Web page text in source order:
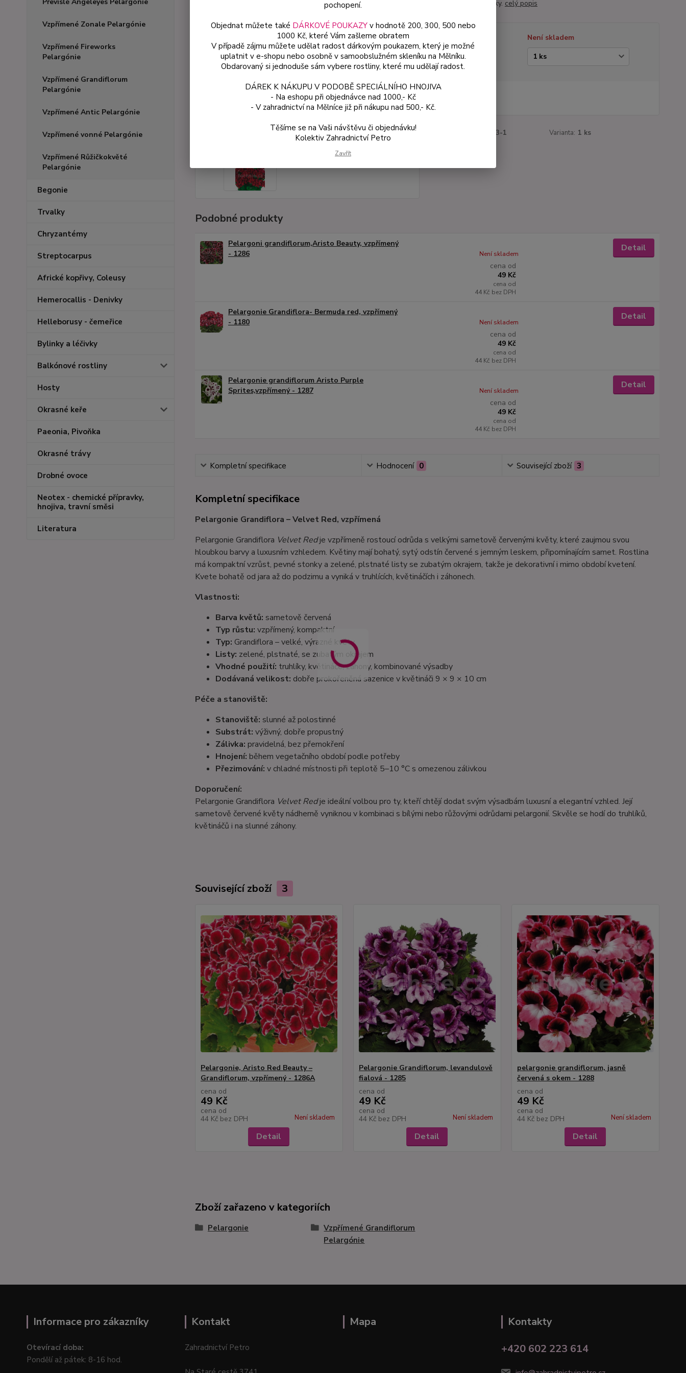
Vzpřímené Zonale Pelargónie
Vzpřímené Fireworks
Pelargónie
Vzpřímené Grandiflorum
Pelargónie
Vzpřímené Antic Pelargónie
Vzpřímené vonné Pelargónie
Vzpřímené Růžičkokvěté
Pelargónie
Begonie
Trvalky
Chryzantémy
Streptocarpus
Africké kopřivy, Coleusy
Hemerocallis - Denivky
Helleborusy - čemeřice
Bylinky a léčivky
Balkónové rostliny
Hosty
Okrasné keře
Paeonia, Pivoňka
Okrasné trávy
Drobné ovoce
Neotex - chemické přípravky,
hnojiva, travní směsi
Literatura
vzrůst, pevné stonky. celý popis
Není skladem
Varianta
1243-1 Varianta: 1 ks
Podobné produkty
Pelargoni grandiflorum,Aristo Beauty, vzpřímený
- 1286
cena od
49 Kč
cena od
44 Kč bez DPH
Není skladem
Detail
Pelargonie Grandiflora- Bermuda red, vzpřímený
- 1180
cena od
49 Kč
cena od
44 Kč bez DPH
Není skladem
Detail
Pelargonie grandiflorum Aristo Purple
Sprites,vzpřímený - 1287
cena od
49 Kč
cena od
44 Kč bez DPH
Není skladem
Detail
Kompletní specifikace Hodnocení 0 Související zboží 3
Kompletní specifikace
Pelargonie Grandiflora – Velvet Red, vzpřímená
Pelargonie Grandiflora Velvet Redje vzpřímeně rostoucí odrůda s velkými sametově červenými květy, které zaujmou svou
hloubkou barvy a luxusním vzhledem. Květiny mají bohatý, sytý odstín červené s jemným leskem, připomínajícím samet. Rostlina
má kompaktní vzrůst, pevné stonky a zelené, plstnaté listy se zubatým okrajem, takže je dekorativní i mimo období kvetení.
Kvete bohatě od jara až do podzimu a vyniká v truhlících, květináčích i záhonech.
Vlastnosti:
Barva květů: sametově červená
Typ růstu: vzpřímený, kompaktní
Typ: Grandiflora – velké, výrazné květy
Listy: zelené, plstnaté, se zubatým okrajem
Vhodné použití: truhlíky, květináče, záhony, kombinované výsadby
Dodávaná velikost: dobře prokořeněná sazenice v květináči 9 × 9 × 10 cm
Péče a stanoviště:
Stanoviště: slunné až polostinné
Substrát: výživný, dobře propustný
Zálivka: pravidelná, bez přemokření
Hnojení: během vegetačního období podle potřeby
Přezimování: v chladné místnosti při teplotě 5–10 °C s omezenou zálivkou
Doporučení:
Pelargonie Grandiflora Velvet Redje ideální volbou pro ty, kteří chtějí dodat svým výsadbám luxusní a elegantní vzhled. Její
sametově červené květy nádherně vyniknou v kombinaci s bílými nebo růžovými odrůdami pelargonií. Skvěle se hodí do truhlíků,
květináčů i na slunné záhony.
Související zboží 3
Pelargonie, Aristo Red Beauty –
Grandiflorum, vzpřímený - 1286A
cena od
49 Kč
cena od
44 Kč bez DPH Není skladem
Detail
Pelargonie Grandiflorum, levandulově
fialová - 1285
cena od
49 Kč
cena od
44 Kč bez DPH Není skladem
Detail
pelargonie grandiflorum, jasně
červená s okem - 1288
cena od
49 Kč
cena od
44 Kč bez DPH Není skladem
Detail
Zboží zařazeno v kategoriích
Pelargonie
Vzpřímené Grandiflorum
Pelargónie
Informace pro zákazníky
Otevírací doba:
Pondělí až pátek: 8-16 hod.
Kontakt
Zahradnictví Petro
Mapa
Kontakty
+420 602 223 614
pochopení.
Objednat můžete také DÁRKOVÉ POUKAZYv hodnotě 200, 300, 500 nebo
1000 Kč, které Vám zašleme obratem
V případě zájmu můžete udělat radost dárkovým poukazem, který je možné
uplatnit v e-shopu nebo osobně v samoobslužném skleníku na Mělníku.
Obdarovaný si jednoduše sám vybere rostliny, které mu udělají radost.
DÁREK K NÁKUPU V PODOBĚ SPECIÁLNÍHO HNOJIVA
- Na eshopu při objednávce nad 1000,- Kč
- V zahradnictví na Mělníce již při nákupu nad 500,- Kč.
Těšíme se na Vaši návštěvu či objednávku!
Kolektiv Zahradnictví Petro
Zavřít